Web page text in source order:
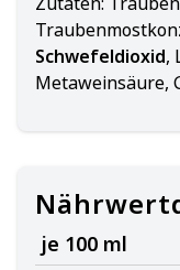
Schwefeldioxid,
Metaweinsäure,
je 100 ml